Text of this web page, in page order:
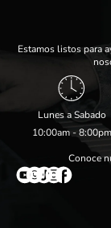
Estamos listos para
Lunes a Sabado
10:00am - 8:00pm
Conoce